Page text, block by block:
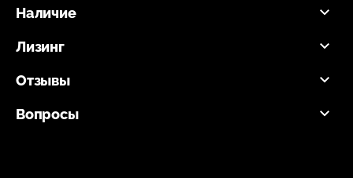
Наличие
Лизинг
Отзывы
Вопросы